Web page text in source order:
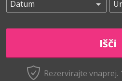
Rezervirajte vnaprej.